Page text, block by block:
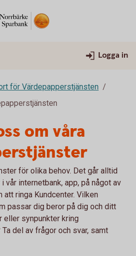
Logga in
för Värdepapperstjänsten
om våra
för olika behov. Det går alltid
vår internetbank, app, på något av
ringa Kundcenter. Vilken
passar dig beror på dig och ditt
eller synpunkter kring
del av frågor och svar, samt